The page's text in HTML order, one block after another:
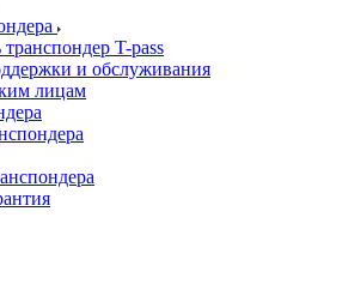
T-pass
и обслуживания
лицам